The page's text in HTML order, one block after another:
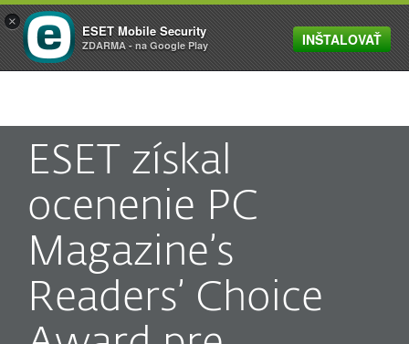
MENU
ESET získal
ocenenie PC
Magazine’s
Readers’ Choice
×
ESET Mobile Security
ZDARMA - na Google Play INŠTALOVAŤ